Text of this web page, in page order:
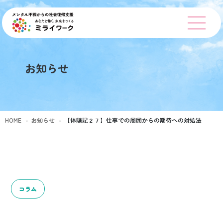
お知らせ
HOME - お知らせ - 【体験記２７】仕事での周囲からの期待への対処法
コラム